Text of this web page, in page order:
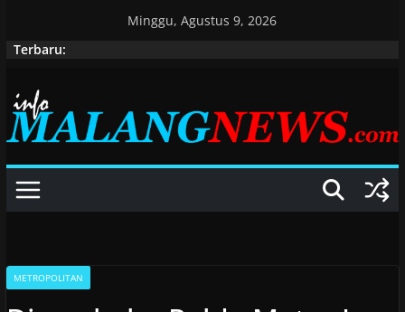
Minggu, Agustus 9, 2026
Terbaru:
METROPOLITAN